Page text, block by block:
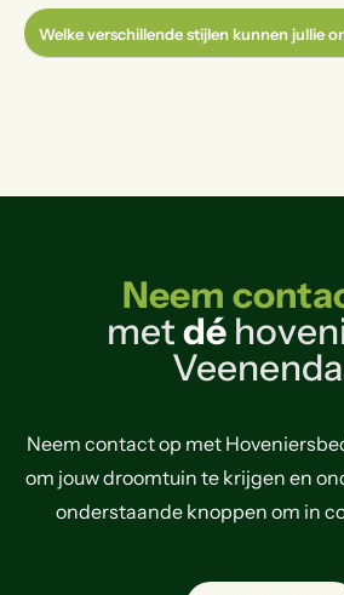
Welke verschillende stijlen kunnen jullie
Neem
metdé
Neem contact op met
om jouw droomtuin te krijgen en
onderstaande knoppen om in